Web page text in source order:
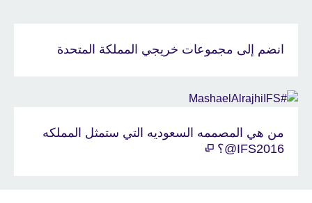
انضم إلى مجموعات خريجي المملكة المتحدة
من هي المصممه السعوديه التي ستمثل المملكه
IFS2016@؟